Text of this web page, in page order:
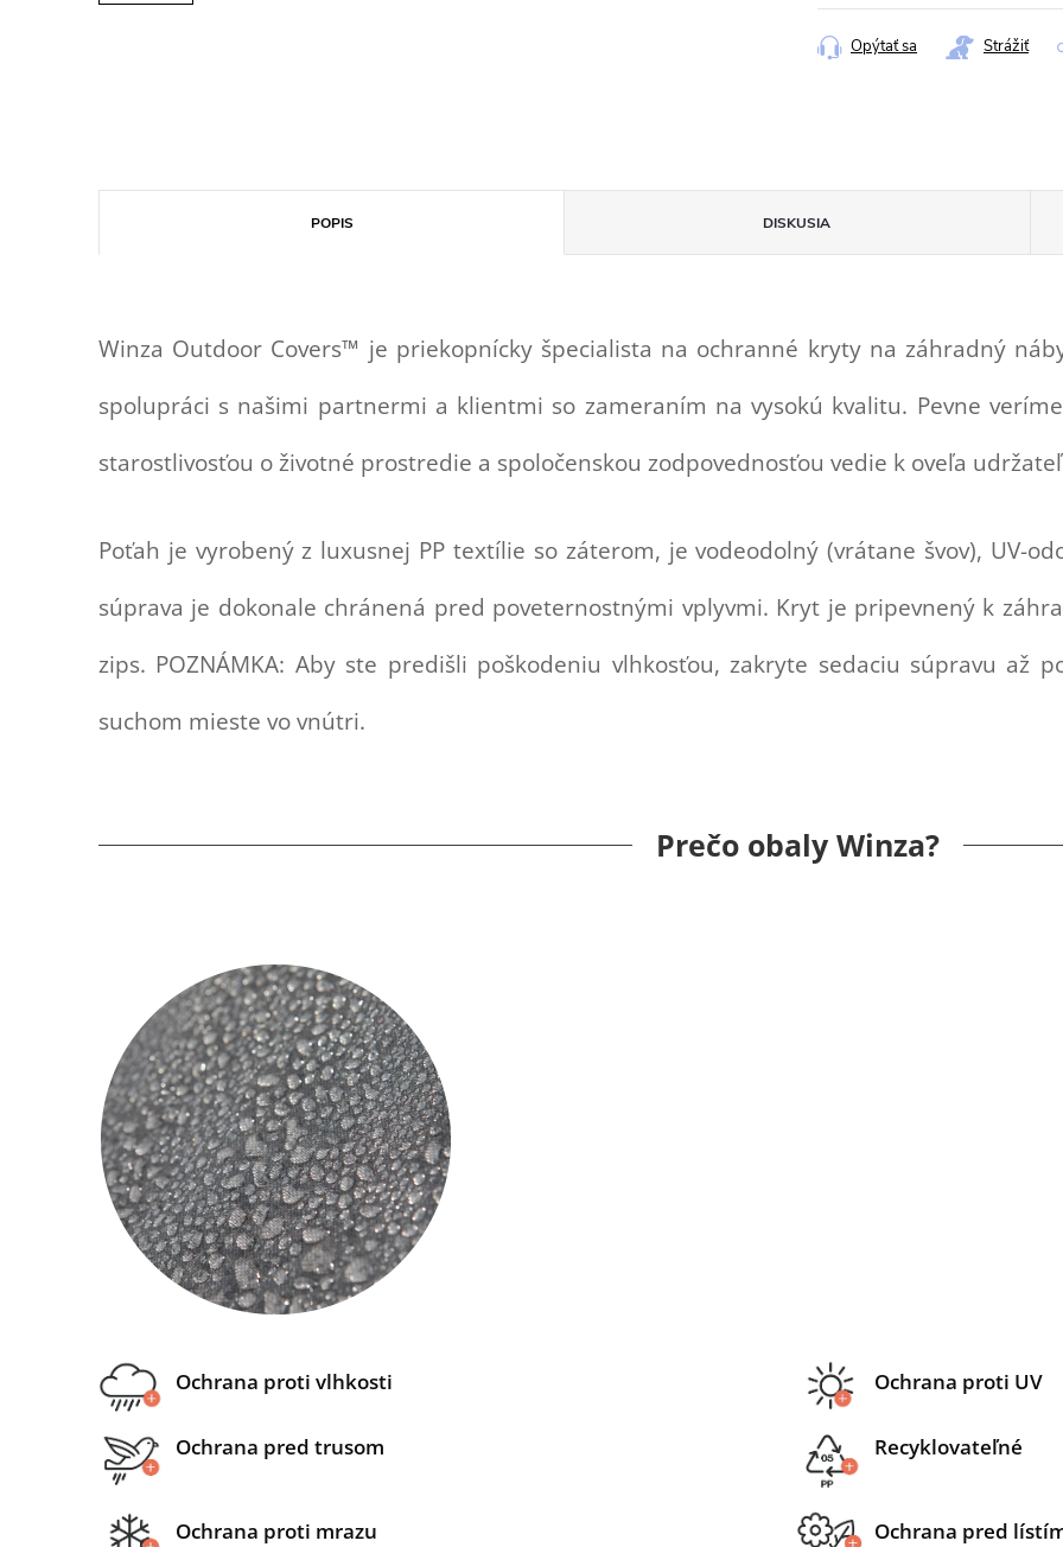
cena:
Opýtať sa Strážiť
POPIS DISKUSIA
Winza Outdoor Covers™ je priekopnícky špecialista na ochranné kryty na záhradný
spolupráci s našimi partnermi a klientmi so zameraním na vysokú kvalitu. Pevne
starostlivosťou o životné prostredie a spoločenskou zodpovednosťou vedie k oveľa
Poťah je vyrobený z luxusnej PP textílie so záterom, je vodeodolný (vrátane švov), UV-
súprava je dokonale chránená pred poveternostnými vplyvmi. Kryt je pripevnený k
zips. POZNÁMKA: Aby ste predišli poškodeniu vlhkosťou, zakryte sedaciu súpravu až
suchom mieste vo vnútri.
Prečo obaly Winza?
Ochrana proti vlhkosti Ochrana proti UV
Ochrana pred trusom Recyklovateľné
Ochrana proti mrazu Ochrana pred